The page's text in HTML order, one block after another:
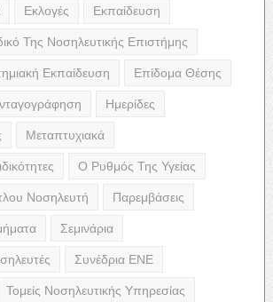
Εκλογές Εκπαίδευση
Της Νοσηλευτικής Επιστήμης
Εκπαίδευση Επίδομα Θέσης
Ημερίδες
Μεταπτυχιακά
Ο Ρυθμός Της Υγείας
Νοσηλευτή Παρεμβάσεις
Σεμινάρια
Συνέδρια ΕΝΕ
Τομείς Νοσηλευτικής Υπηρεσίας